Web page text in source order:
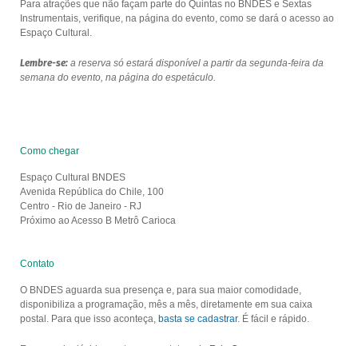
Para atrações que não façam parte do Quintas no BNDES e Sextas
Instrumentais, verifique, na página do evento, como se dará o acesso ao
Espaço Cultural.
Lembre-se:a reserva só estará disponível a partir da segunda-feira da
semana do evento, na página do espetáculo.
Como chegar
Espaço Cultural BNDES
Avenida República do Chile, 100
Centro - Rio de Janeiro - RJ
Próximo ao Acesso B Metrô Carioca
Contato
O BNDES aguarda sua presença e, para sua maior comodidade,
disponibiliza a programação, mês a mês, diretamente em sua caixa
postal. Para que isso aconteça, basta se cadastrar. É fácil e rápido.